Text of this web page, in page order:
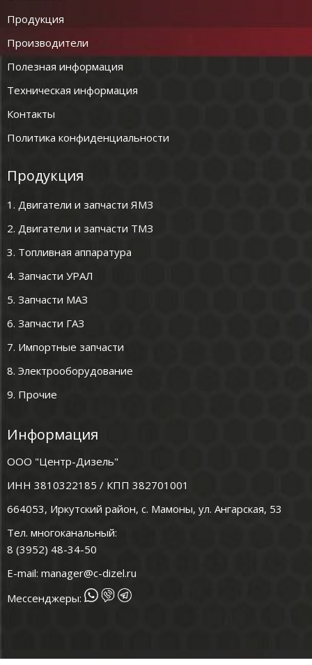
Продукция
Производители
Полезная информация
Техническая информация
Контакты
Политика конфиденциальности
Продукция
1. Двигатели и запчасти ЯМЗ
2. Двигатели и запчасти ТМЗ
3. Топливная аппаратура
4. Запчасти УРАЛ
5. Запчасти МАЗ
6. Запчасти ГАЗ
7. Импортные запчасти
8. Электрооборудование
9. Прочие
Информация
ООО "Центр-Дизель"
ИНН 3810322185 / КПП 382701001
664053, Иркутский район, с. Мамоны, ул. Ангарская, 53
Тел. многоканальный:
8 (3952) 48-34-50
E-mail: manager@c-dizel.ru
Мессенджеры: